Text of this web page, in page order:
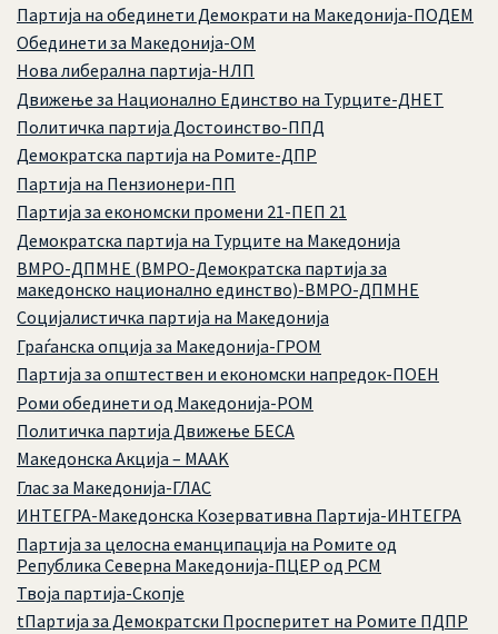
Партија на обединети Демократи на Македонија-ПОДЕМ
Обединети за Македонија-ОМ
Нова либерална партија-НЛП
Движење за Национално Единство на Турците-ДНЕТ
Политичка партија Достоинство-ППД
Демократска партија на Ромите-ДПР
Партија на Пензионери-ПП
Партија за економски промени 21-ПЕП 21
Демократска партија на Турците на Македонија
ВМРО-ДПМНЕ (ВМРО-Демократска партија за
македонско национално единство)-ВМРО-ДПМНЕ
Социјалистичка партија на Македонија
Граѓанска опција за Македонија-ГРОМ
Партија за општествен и економски напредок-ПОЕН
Роми обединети од Македонија-РОМ
Политичка партија Движење БЕСА
Македонска Акција – MAAK
Глас за Македонија-ГЛАС
ИНТЕГРА-Македонска Козервативна Партија-ИНТЕГРА
Партија за целосна еманципација на Ромите од
Република Северна Македонија-ПЦЕР од РСМ
Твоја партија-Скопје
tПартија за Демократски Просперитет на Ромите ПДПР